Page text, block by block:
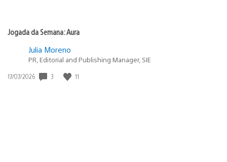
Jogada da Semana: Aura
Julia Moreno
PR, Editorial and Publishing Manager, SIE
Data
17/07/2026 3 11